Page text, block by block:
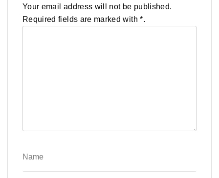
Your email address will not be published.
Required fields are marked with *.